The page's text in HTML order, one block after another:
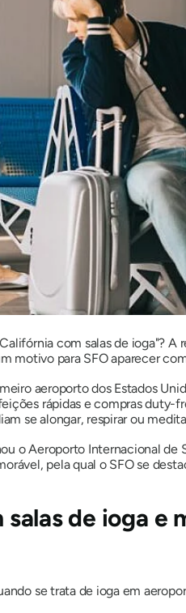
com salas de ioga"? A
motivo para SFO aparecer
aeroporto dos Estados
rápidas e compras duty-
se alongar, respirar ou
o Aeroporto Internacional de
pela qual o SFO se
de ioga e
se trata de ioga em